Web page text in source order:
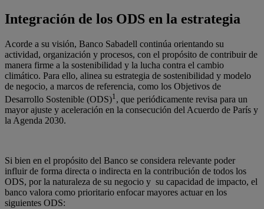
Integración de los ODS en la estrategia
Acorde a su visión, Banco Sabadell continúa orientando su
actividad, organización y procesos, con el propósito de contribuir de
manera firme a la sostenibilidad y la lucha contra el cambio
climático. Para ello, alinea su estrategia de sostenibilidad y modelo
de negocio, a marcos de referencia, como los Objetivos de
Desarrollo Sostenible (ODS)1, que periódicamente revisa para un
mayor ajuste y aceleración en la consecución del Acuerdo de París y
la Agenda 2030.
Si bien en el propósito del Banco se considera relevante poder
influir de forma directa o indirecta en la contribución de todos los
ODS, por la naturaleza de su negocio y su capacidad de impacto, el
banco valora como prioritario enfocar mayores actuar en los
siguientes ODS: